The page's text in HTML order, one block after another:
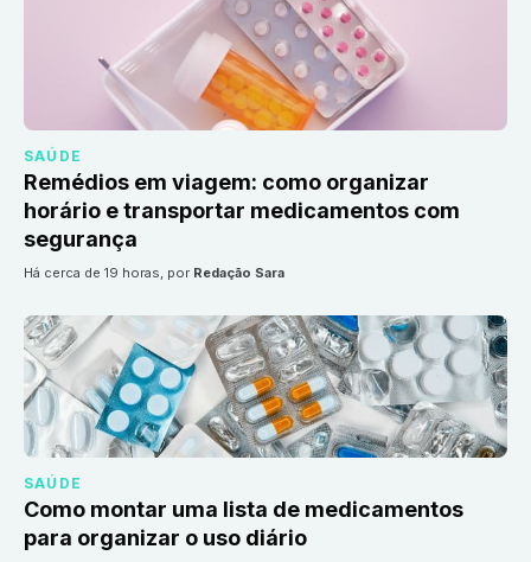
SAÚDE
Remédios em viagem: como organizar
horário e transportar medicamentos com
segurança
há cerca de 19 horas, por Redação Sara
SAÚDE
Como montar uma lista de medicamentos
para organizar o uso diário